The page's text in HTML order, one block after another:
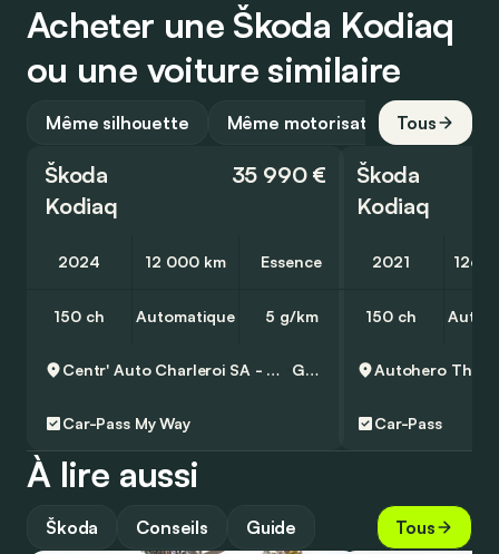
Acheter une Škoda Kodiaq
ou une voiture similaire
Même silhouette Même motorisation Tous
Škoda
Kodiaq
35 990 €
2024 12 000 km Essence
150 ch Automatique 5 g/km
Centr' Auto Charleroi SA - Volkswagen & Commercial Vehicles Gosselies
Car-Pass My Way
Škoda
Kodiaq
2021 126
150 ch
Autohero
Car-Pass
À lire aussi
Škoda Conseils Guide Tous